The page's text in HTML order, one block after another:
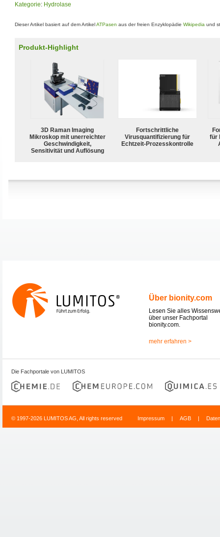
Kategorie: Hydrolase
Dieser Artikel basiert auf dem ArtikelATPasen aus der freien Enzyklopädie Wikipedia und
Produkt-Highlight
3D Raman Imaging
Mikroskop mit unerreichter
Geschwindigkeit,
Sensitivität und Auflösung
Fortschrittliche
Virusquantifizierung für
Echtzeit-Prozesskontrolle
für
Über bionity.com
Lesen Sie alles
über unser Fachportal
bionity.com.
mehr erfahren >
Die Fachportale von LUMITOS
© 1997-2026 LUMITOS AG, All rights reserved Impressum | AGB |